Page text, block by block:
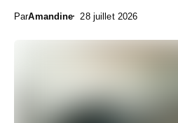
ParAmandine 28 juillet 2026